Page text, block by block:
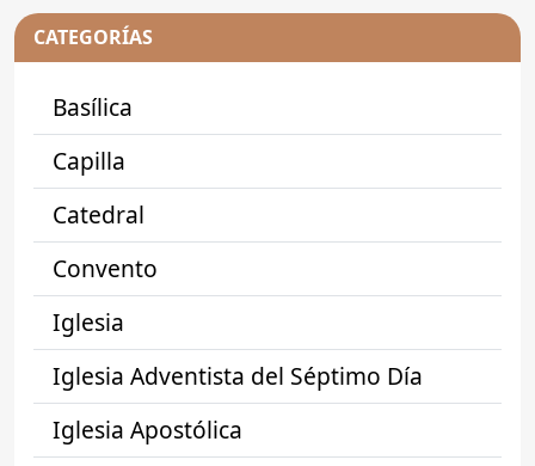
CATEGORÍAS
Basílica
Capilla
Catedral
Convento
Iglesia
Iglesia Adventista del Séptimo Día
Iglesia Apostólica